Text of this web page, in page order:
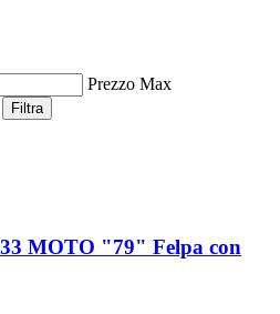
Prezzo Max
Filtra
MOTO "79" Felpa con